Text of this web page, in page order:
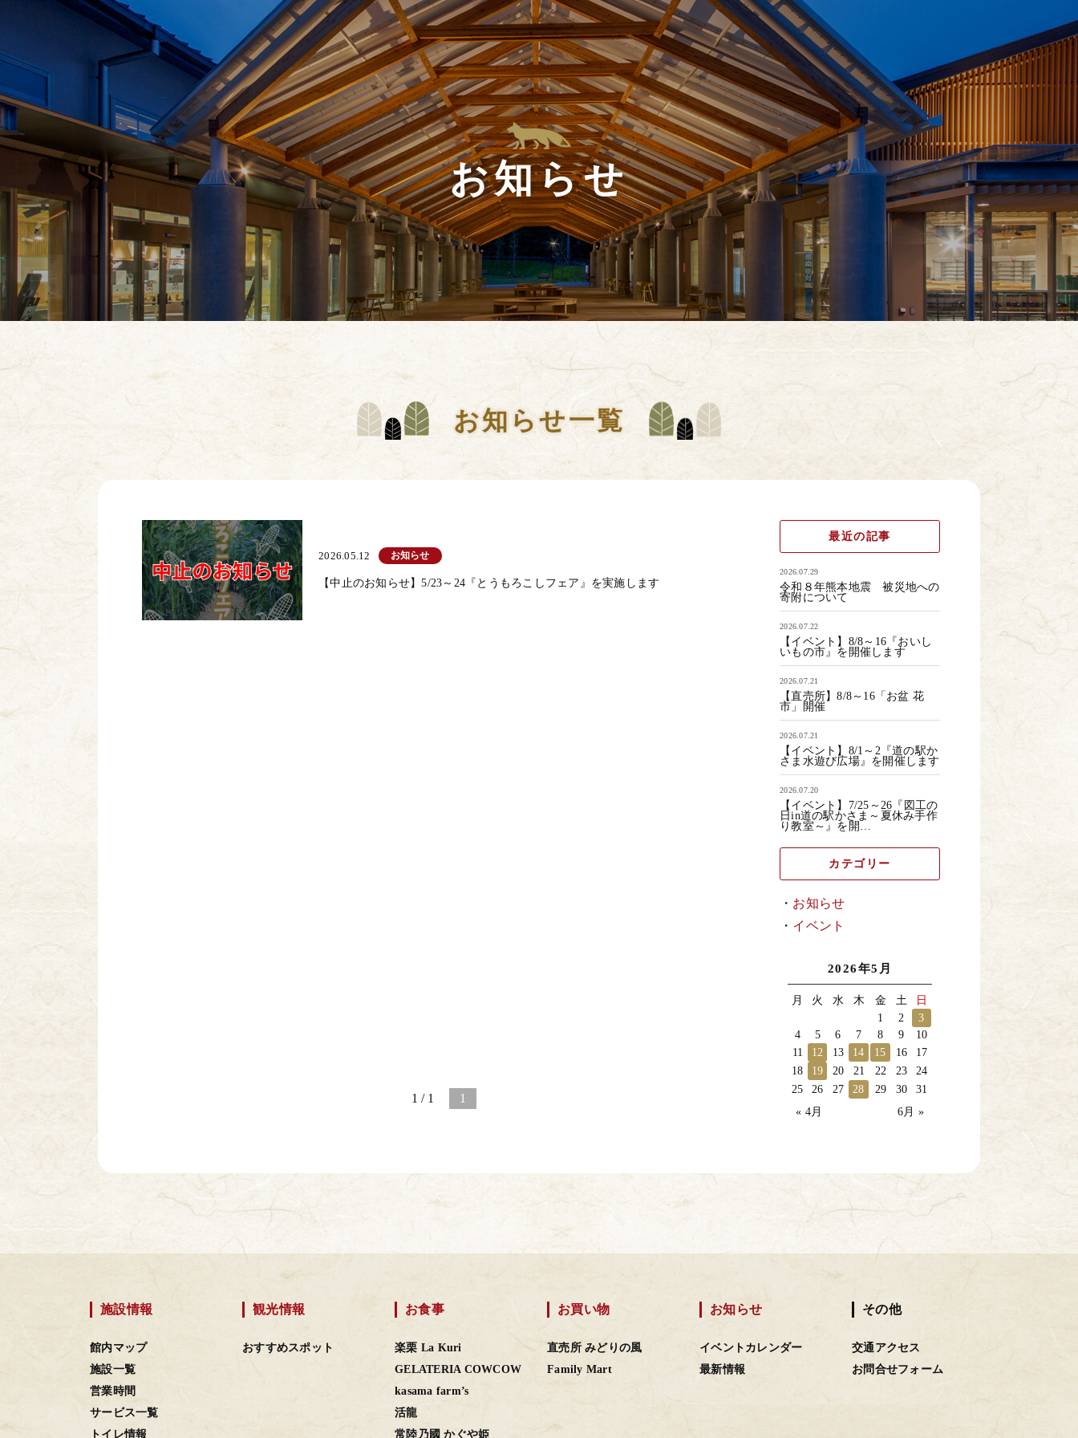
HOME 施設案内 観光情報 交通アクセス お食事 お買い物 イベント お知らせ お問合せ
お知らせ
お知らせ一覧
2026.05.12 お知らせ
【中止のお知らせ】5/23～24『とうもろこしフェア』を実施します
1 / 1 1
最近の記事
2026.07.29
令和８年熊本地震 被災地への
寄附について
2026.07.22
【イベント】8/8～16『おいし
いもの市』を開催します
2026.07.21
【直売所】8/8～16「お盆 花
市」開催
2026.07.21
【イベント】8/1～2『道の駅か
さま水遊び広場』を開催します
2026.07.20
【イベント】7/25～26『図工の
日in道の駅かさま～夏休み手作
り教室～』を開…
カテゴリー
お知らせ
イベント
2026年5月
月 火 水 木 金 土
日
1
2
3
4
5 6 7 8 9
10
11
12 13 14 15 16
17
18
19 20 21 22 23
24
25
26 27 28 29 30
31
« 4月
6月 »
施設情報
館内マップ
施設一覧
営業時間
サービス一覧
トイレ情報
観光情報
おすすめスポット
お食事
楽栗 La Kuri
GELATERIA COWCOW
kasama farm’s
活龍
常陸乃國 かぐや姫
お買い物
直売所 みどりの風
Family Mart
お知らせ
イベントカレンダー
最新情報
その他
交通アクセス
お問合せフォーム